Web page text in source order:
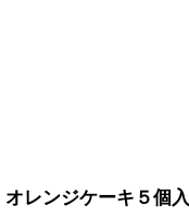
オレンジケーキ５個入